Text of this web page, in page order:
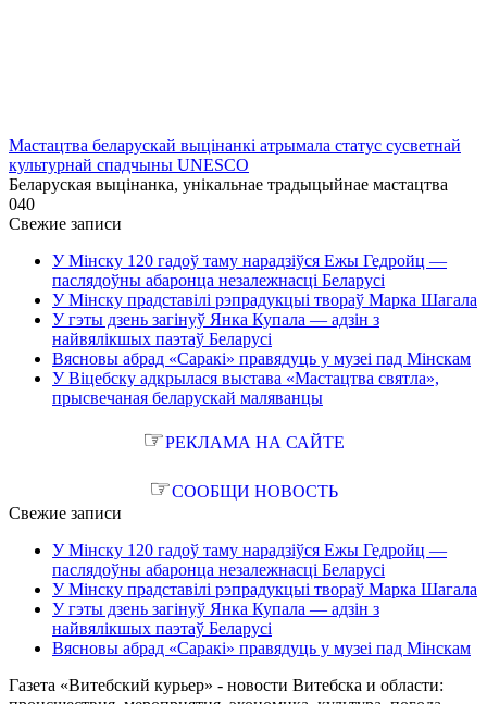
Мастацтва беларускай выцінанкі атрымала статус сусветнай
культурнай спадчыны UNESCO
Беларуская выцінанка, унікальнае традыцыйнае мастацтва
040
Свежие записи
У Мінску 120 гадоў таму нарадзіўся Ежы Гедройц —
паслядоўны абаронца незалежнасці Беларусі
У Мінску прадставілі рэпрадукцыі твораў Марка Шагала
У гэты дзень загінуў Янка Купала — адзін з
найвялікшых паэтаў Беларусі
Вясновы абрад «Саракі» правядуць у музеі пад Мінскам
У Віцебску адкрылася выстава «Мастацтва святла»,
прысвечаная беларускай маляванцы
☞РЕКЛАМА НА САЙТЕ
☞СООБЩИ НОВОСТЬ
Свежие записи
У Мінску 120 гадоў таму нарадзіўся Ежы Гедройц —
паслядоўны абаронца незалежнасці Беларусі
У Мінску прадставілі рэпрадукцыі твораў Марка Шагала
У гэты дзень загінуў Янка Купала — адзін з
найвялікшых паэтаў Беларусі
Вясновы абрад «Саракі» правядуць у музеі пад Мінскам
Газета «Витебский курьер» - новости Витебска и области: